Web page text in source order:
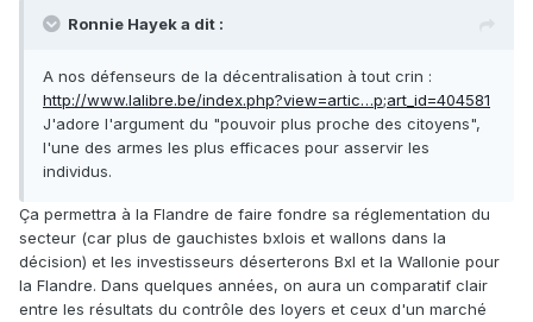
Ronnie Hayek a dit :
A nos défenseurs de la décentralisation à tout crin :
http://www.lalibre.be/index.php?view=artic…p;art_id=404581
J'adore l'argument du "pouvoir plus proche des citoyens",
l'une des armes les plus efficaces pour asservir les
individus.
Ça permettra à la Flandre de faire fondre sa réglementation du
secteur (car plus de gauchistes bxlois et wallons dans la
décision) et les investisseurs déserterons Bxl et la Wallonie pour
la Flandre. Dans quelques années, on aura un comparatif clair
entre les résultats du contrôle des loyers et ceux d'un marché